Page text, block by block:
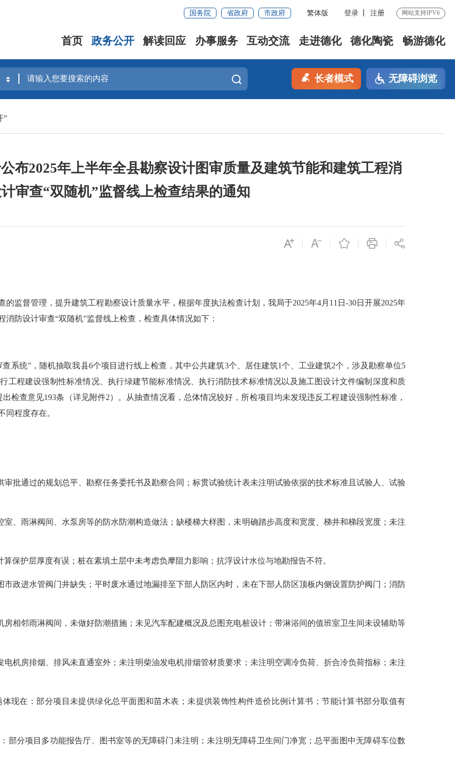
国务院 省政府 市政府 繁体版 登录 注册 网站支持IPV6
首页 政务公开 解读回应 办事服务 互动交流 走进德化 德化陶瓷 畅游德化
长者模式 无障碍浏览
”
布2025年上半年全县勘察设计图审质量及建筑节能和建筑工程消
审查“双随机”监督线上检查结果的通知
督管理，提升建筑工程勘察设计质量水平，根据年度执法检查计划，我局于2025年4月11日-30日开展2025年
防设计审查“双随机”监督线上检查，检查具体情况如下：
统”，随机抽取我县6个项目进行线上检查，其中公共建筑3个、居住建筑1个、工业建筑2个，涉及勘察单位5
工程建设强制性标准情况、执行绿建节能标准情况、执行消防技术标准情况以及施工图设计文件编制深度和质
检查意见193条（详见附件2）。从抽查情况看，总体情况较好，所检项目均未发现违反工程建设强制性标准，
同程度存在。
通过的规划总平、勘察任务委托书及勘察合同；标贯试验统计表未注明试验依据的技术标准且试验人、试验
雨淋阀间、水泵房等的防水防潮构造做法；缺楼梯大样图，未明确踏步高度和宽度、梯井和梯段宽度；未注
护层厚度有误；桩在素填土层中未考虑负摩阻力影响；抗浮设计水位与地勘报告不符。
进水管阀门井缺失；平时废水通过地漏排至下部人防区内时，未在下部人防区顶板内侧设置防护阀门；消防
邻雨淋阀间，未做好防潮措施；未见汽车配建概况及总图充电桩设计；带淋浴间的值班室卫生间未设辅助等
房排烟、排风未直通室外；未注明柴油发电机排烟管材质要求；未注明空调冷负荷、折合冷负荷指标；未注
在：部分项目未提供绿化总平面图和苗木表；未提供装饰性构件造价比例计算书；节能计算书部分取值有
分项目多功能报告厅、图书室等的无障碍门未注明；未注明无障碍卫生间门净宽；总平面图中无障碍车位数